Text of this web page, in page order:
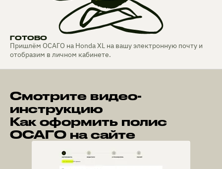
ГОТОВО
Пришлём ОСАГО на Honda XL на вашу электронную почту и
отобразим в личном кабинете.
Смотрите видео-
инструкцию
Как оформить полис
ОСАГО на сайте